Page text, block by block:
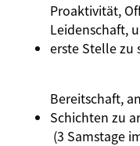
Proaktivität,
Leidenschaft,
erste Stelle zu
Bereitschaft,
Schichten zu
(3 Samstage